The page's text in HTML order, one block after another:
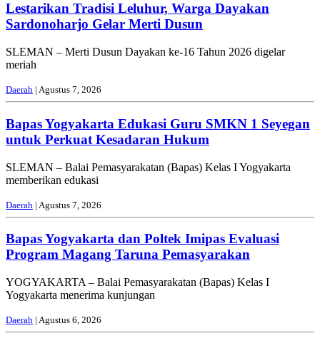
Lestarikan Tradisi Leluhur, Warga Dayakan
Sardonoharjo Gelar Merti Dusun
SLEMAN – Merti Dusun Dayakan ke-16 Tahun 2026 digelar
meriah
Daerah | Agustus 7, 2026
Bapas Yogyakarta Edukasi Guru SMKN 1 Seyegan
untuk Perkuat Kesadaran Hukum
SLEMAN – Balai Pemasyarakatan (Bapas) Kelas I Yogyakarta
memberikan edukasi
Daerah | Agustus 7, 2026
Bapas Yogyakarta dan Poltek Imipas Evaluasi
Program Magang Taruna Pemasyarakan
YOGYAKARTA – Balai Pemasyarakatan (Bapas) Kelas I
Yogyakarta menerima kunjungan
Daerah | Agustus 6, 2026